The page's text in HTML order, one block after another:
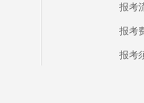
报考
报考
报考